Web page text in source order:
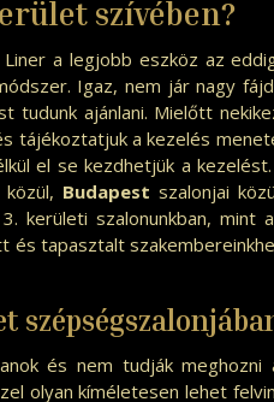
szívében?
a legjobb eszköz az
Igaz, nem jár nagy
ajánlani. Mielőtt
tájékoztatjuk a kezelés
el se kezdhetjük a
Budapest szalonjai
kerületi szalonunkban, mint a
tapasztalt
és nem tudják
olyan kíméletesen lehet